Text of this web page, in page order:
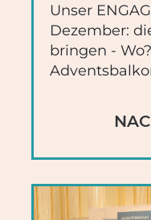
Unser
Dezember:
bringen -